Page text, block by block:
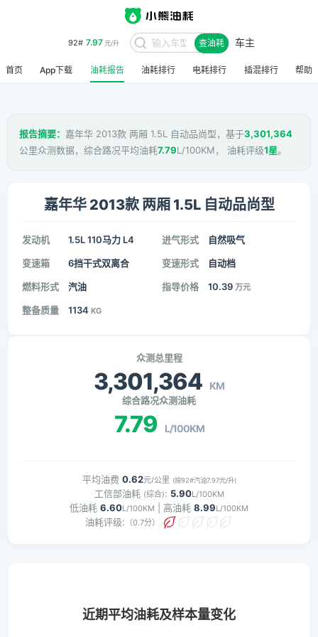
92# 7.97元/升 查油耗 车主
首页 App下载 油耗报告 油耗排行 电耗排行 插混排行 帮助
报告摘要： 嘉年华 2013款 两厢 1.5L 自动品尚型，基于3,301,364
公里众测数据，综合路况平均油耗7.79L/100KM， 油耗评级1星。
嘉年华 2013款 两厢 1.5L 自动品尚型
发动机 1.5L 110马力 L4 进气形式 自然吸气
变速箱 6挡干式双离合 变速形式 自动档
燃料形式 汽油 指导价格 10.39 万元
整备质量 1134 KG
众测总里程
3,301,364 KM
综合路况众测油耗
7.79 L/100KM
平均油费 0.62元/公里 (按92#汽油7.97元/升)
工信部油耗 (综合): 5.90L/100KM
低油耗 6.60L/100KM | 高油耗 8.99L/100KM
油耗评级: （0.7分）